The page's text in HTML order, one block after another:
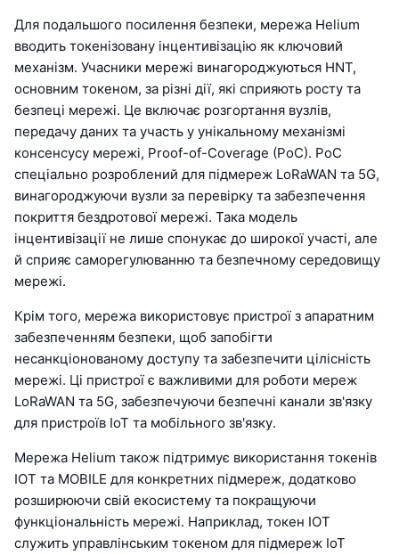
Для подальшого посилення безпеки, мережа Helium
вводить токенізовану інцентивізацію як ключовий
механізм. Учасники мережі винагороджуються HNT,
основним токеном, за різні дії, які сприяють росту та
безпеці мережі. Це включає розгортання вузлів,
передачу даних та участь у унікальному механізмі
консенсусу мережі, Proof-of-Coverage (PoC). PoC
спеціально розроблений для підмереж LoRaWAN та 5G,
винагороджуючи вузли за перевірку та забезпечення
покриття бездротової мережі. Така модель
інцентивізації не лише спонукає до широкої участі, але
й сприяє саморегулюванню та безпечному середовищу
мережі.
Крім того, мережа використовує пристрої з апаратним
забезпеченням безпеки, щоб запобігти
несанкціонованому доступу та забезпечити цілісність
мережі. Ці пристрої є важливими для роботи мереж
LoRaWAN та 5G, забезпечуючи безпечні канали зв'язку
для пристроїв IoT та мобільного зв'язку.
Мережа Helium також підтримує використання токенів
IOT та MOBILE для конкретних підмереж, додатково
розширюючи свій екосистему та покращуючи
функціональність мережі. Наприклад, токен IOT
служить управлінським токеном для підмереж IoT